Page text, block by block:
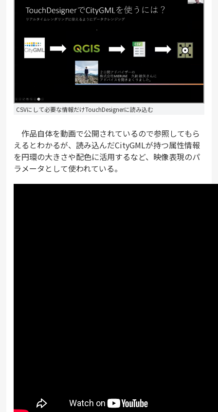
CSVにして必要な情報だけTouchDesignerに読み込む
作品自体を動画で公開されているので参照してもら
えるとわかるが、読み込んだCityGMLが持つ属性情報
を円環の大きさや配色に活用するなど、映像表現のパ
ラメータとして使われている。